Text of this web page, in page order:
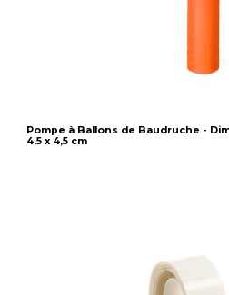
Pompe à Ballons de Baudruche -
4,5 x 4,5 cm